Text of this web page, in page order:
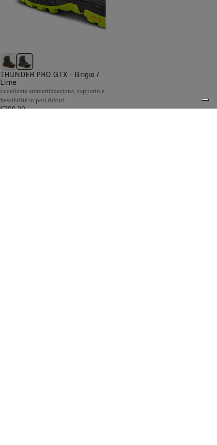
THUNDER PRO GTX - Grigio /
Lime
Eccellente ammortizzazione, supporto e
flessibilità in pesi ridotti
€299,00